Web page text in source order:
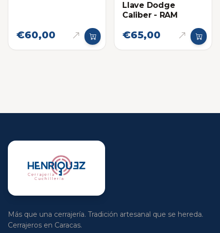
€60,00
Llave Dodge
Caliber - RAM
€65,00
Más que una cerrajería. Tradición artesanal que se hereda.
Cerrajeros en Caracas.